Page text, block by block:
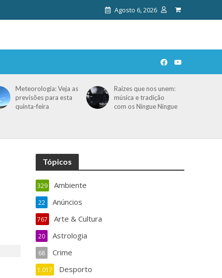
Agosto 6, 2026
Meteorologia: Veja as
previsões para esta
quinta-feira
Raízes que nos unem:
música e tradição
com os Ningue Ningue
Tópicos
Ambiente
329
Anúncios
22
Arte & Cultura
767
Astrologia
20
Crime
68
Desporto
1.017